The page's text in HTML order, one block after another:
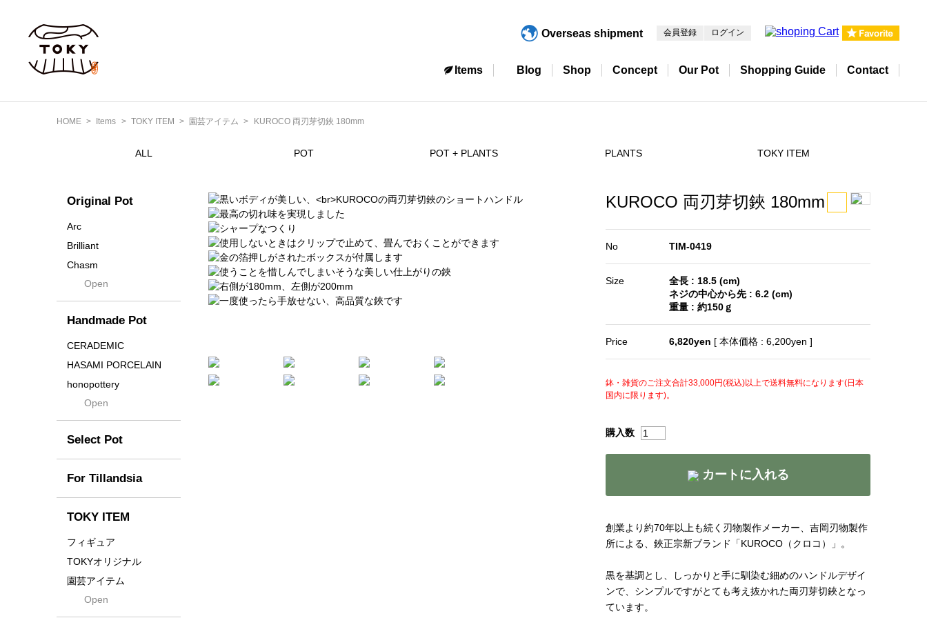
Overseas shipment 会員登録 ログイン
Items Blog Shop Concept Our Pot Shopping Guide Contact
HOME Items TOKY ITEM 園芸アイテム KUROCO 両刃芽切鋏 180mm
ALL POT POT + PLANTS PLANTS TOKY ITEM
Original Pot
Arc
Brilliant
Chasm
Contra
Cream
Crown
Distortion
Drop
DUNE
Flames
For
Former
Fused
Earth
emeth
Enhance
Grid
Open
Handmade Pot
CERADEMIC
HASAMI PORCELAIN
honopottery
nocturne
tamanhayat
TETSUYA OZAWA
Scratch
Takehiro Ito
Yuya Iha
Open
Select Pot
For Tillandsia
TOKY ITEM
フィギュア
TOKYオリジナル
園芸アイテム
土・化粧石・活力剤
Open
KUROCO 両刃芽切鋏 180mm
No TIM-0419
Size
全長 : 18.5 (cm)
ネジの中心から先 : 6.2 (cm)
重量 : 約150ｇ
Price 6,820yen [ 本体価格 : 6,200yen ]
鉢・雑貨のご注文合計33,000円(税込)以上で送料無料になります(日本
国内に限ります)。
購入数
カートに入れる
創業より約70年以上も続く刃物製作メーカー、吉岡刃物製作
所による、鋏正宗新ブランド「KUROCO（クロコ）」。
黒を基調とし、しっかりと手に馴染む細めのハンドルデザイ
ンで、シンプルですがとても考え抜かれた両刃芽切鋏となっ
ています。